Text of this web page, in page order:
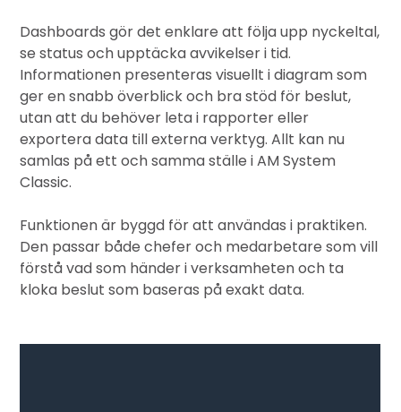
Dashboards gör det enklare att följa upp nyckeltal,
se status och upptäcka avvikelser i tid.
Informationen presenteras visuellt i diagram som
ger en snabb överblick och bra stöd för beslut,
utan att du behöver leta i rapporter eller
exportera data till externa verktyg. Allt kan nu
samlas på ett och samma ställe i AM System
Classic.
Funktionen är byggd för att användas i praktiken.
Den passar både chefer och medarbetare som vill
förstå vad som händer i verksamheten och ta
kloka beslut som baseras på exakt data.